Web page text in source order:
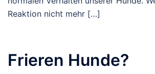
Reaktion nicht mehr […]
Frieren Hunde?